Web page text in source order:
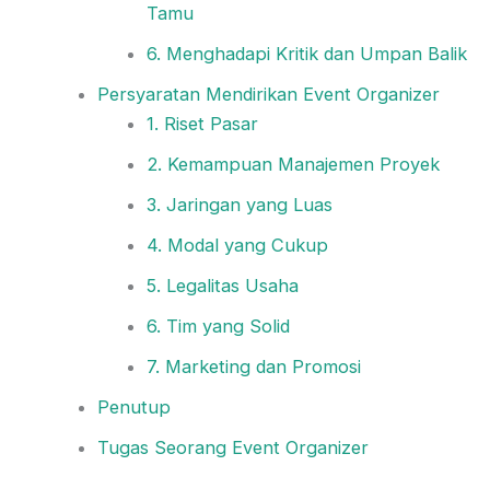
Tamu
6. Menghadapi Kritik dan Umpan Balik
Persyaratan Mendirikan Event Organizer
1. Riset Pasar
2. Kemampuan Manajemen Proyek
3. Jaringan yang Luas
4. Modal yang Cukup
5. Legalitas Usaha
6. Tim yang Solid
7. Marketing dan Promosi
Penutup
Tugas Seorang Event Organizer